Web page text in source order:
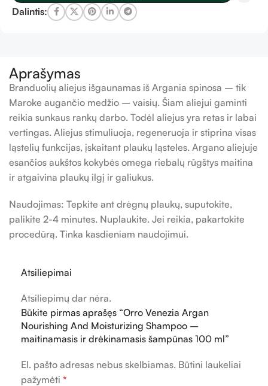
Dalintis:
Aprašymas
Branduolių aliejus išgaunamas iš Argania spinosa – tik
Maroke augančio medžio – vaisių. Šiam aliejui gaminti
reikia sunkaus rankų darbo. Todėl aliejus yra retas ir labai
vertingas. Aliejus stimuliuoja, regeneruoja ir stiprina visas
ląstelių funkcijas, įskaitant plaukų ląsteles. Argano aliejuje
esančios aukštos kokybės omega riebalų rūgštys maitina
ir atgaivina plaukų ilgį ir galiukus.
Naudojimas: Tepkite ant drėgnų plaukų, suputokite,
palikite 2-4 minutes. Nuplaukite. Jei reikia, pakartokite
procedūrą. Tinka kasdieniam naudojimui.
Atsiliepimai
Atsiliepimų dar nėra.
Būkite pirmas aprašęs “Orro Venezia Argan
Nourishing And Moisturizing Shampoo –
maitinamasis ir drėkinamasis šampūnas 100 ml”
El. pašto adresas nebus skelbiamas. Būtini laukeliai
pažymėti *